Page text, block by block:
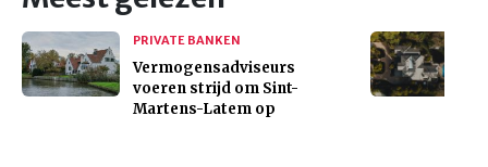
PRIVATE BANKEN
Vermogensadviseurs
voeren strijd om Sint-
Martens-Latem op